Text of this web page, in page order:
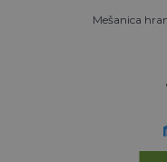
Mešanica